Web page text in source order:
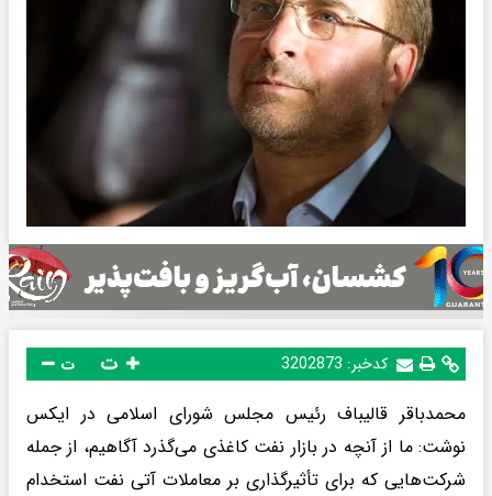
کدخبر: 3202873 ت
محمدباقر قالیباف رئیس مجلس شورای اسلامی در ایکس
نوشت: ما از آنچه در بازار نفت کاغذی می‌گذرد آگاهیم، از جمله
شرکت‌هایی که برای تأثیرگذاری بر معاملات آتی نفت استخدام